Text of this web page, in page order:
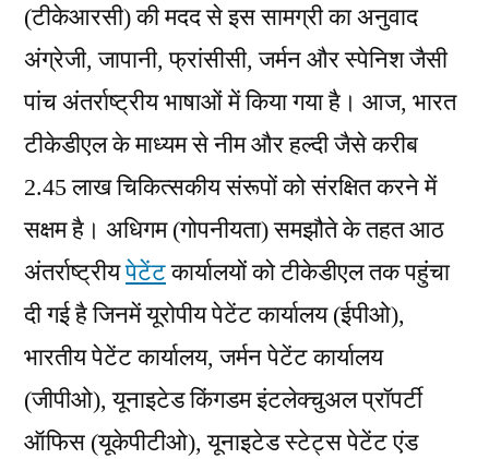
(टीकेआरसी) की मदद से इस सामग्री का अनुवाद
अंग्रेजी, जापानी, फ्रांसीसी, जर्मन और स्पेनिश जैसी
पांच अंतर्राष्ट्रीय भाषाओं में किया गया है। आज, भारत
टीकेडीएल के माध्यम से नीम और हल्दी जैसे करीब
2.45 लाख चिकित्सकीय संरूपों को संरक्षित करने में
सक्षम है। अधिगम (गोपनीयता) समझौते के तहत आठ
अंतर्राष्ट्रीयपेटेंटकार्यालयों को टीकेडीएल तक पहुंचा
दी गई है जिनमें यूरोपीय पेटेंट कार्यालय (ईपीओ),
भारतीय पेटेंट कार्यालय, जर्मन पेटेंट कार्यालय
(जीपीओ), यूनाइटेड किंगडम इंटलेक्चुअल प्रॉपर्टी
ऑफिस (यूकेपीटीओ), यूनाइटेड स्टेट्स पेटेंट एंड